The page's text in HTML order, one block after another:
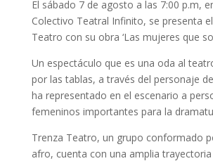
El sábado 7 de agosto a las 7:00 p.m,
Colectivo Teatral Infinito, se presenta
Teatro con su obra ‘Las mujeres que
Un espectáculo que es una oda al
por las tablas, a través del personaje
ha representado en el escenario a
femeninos importantes para la
Trenza Teatro, un grupo conformado
afro, cuenta con una amplia trayectoria